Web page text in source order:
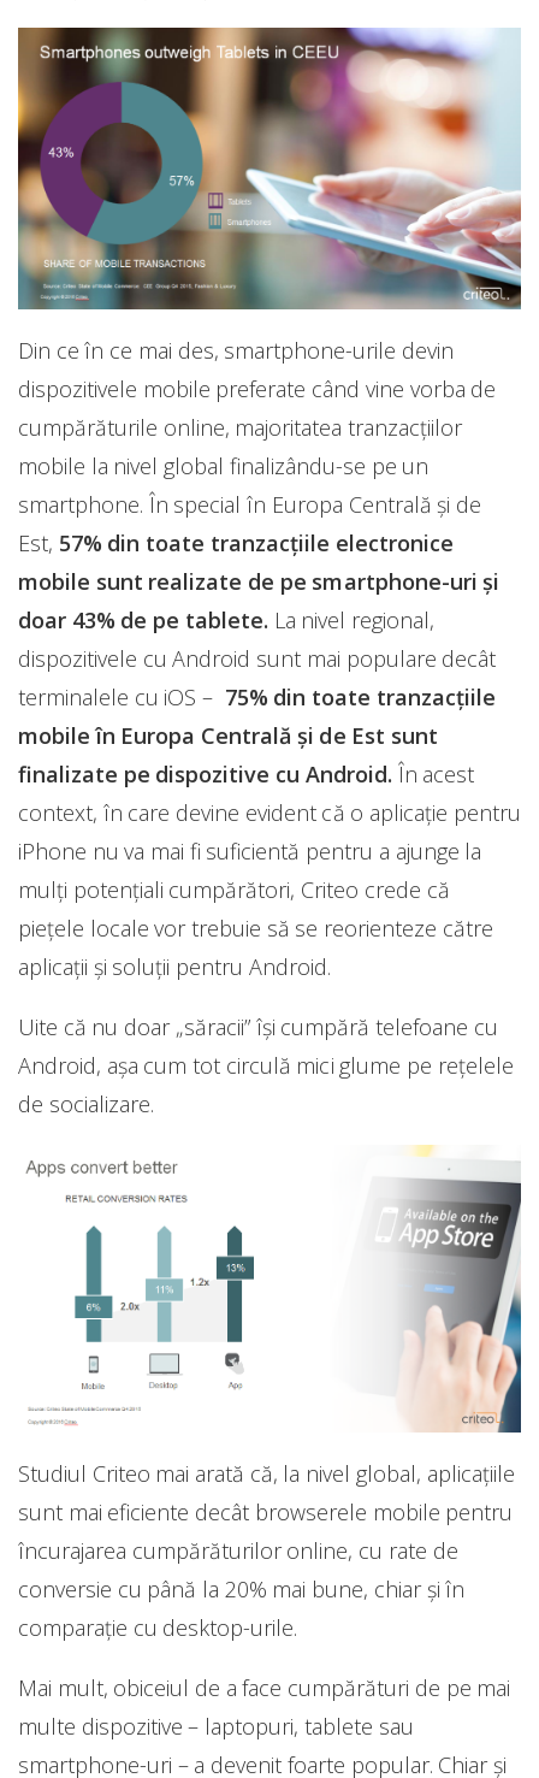
Din ce în ce mai des, smartphone-urile devin
dispozitivele mobile preferate când vine vorba de
cumpărăturile online, majoritatea tranzacțiilor
mobile la nivel global finalizându-se pe un
smartphone. În special în Europa Centrală și de
Est, 57% din toate tranzacțiile electronice
mobile sunt realizate de pe smartphone-uri și
doar 43% de pe tablete. La nivel regional,
dispozitivele cu Android sunt mai populare decât
terminalele cu iOS – 75% din toate tranzacțiile
mobile în Europa Centrală și de Est sunt
finalizate pe dispozitive cu Android. În acest
context, în care devine evident că o aplicație pentru
iPhone nu va mai fi suficientă pentru a ajunge la
mulți potențiali cumpărători, Criteo crede că
piețele locale vor trebuie să se reorienteze către
aplicații și soluții pentru Android.
Uite că nu doar „săracii” își cumpără telefoane cu
Android, așa cum tot circulă mici glume pe rețelele
de socializare.
Studiul Criteo mai arată că, la nivel global, aplicațiile
sunt mai eficiente decât browserele mobile pentru
încurajarea cumpărăturilor online, cu rate de
conversie cu până la 20% mai bune, chiar și în
comparație cu desktop-urile.
Mai mult, obiceiul de a face cumpărături de pe mai
multe dispozitive – laptopuri, tablete sau
smartphone-uri – a devenit foarte popular. Chiar și